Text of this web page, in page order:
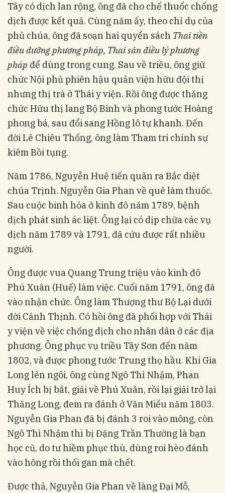
Tây có dịch lan rộng, ông đã cho chế thuốc chống
dịch được kết quả. Cùng năm ấy, theo chỉ dụ của
phủ chúa, ông đã soạn hai quyển sách Thai tiền
điều dưỡng phương pháp, Thai sản điều lý phương
pháp để dùng trong cung. Sau về triều, ông giữ
chức Nội phủ phiên hậu quản viện hữu đội thị
nhưng thị trà ở Thái y viện. Rồi ông được thăng
chức Hữu thị lang Bộ Binh và phong tước Hoàng
phong bá, sau đổi sang Hồng lô tự khanh. Đến
đời Lê Chiêu Thống, ông làm Tham tri chính sự
kiêm Bồi tụng.
Năm 1786, Nguyễn Huệ tiến quân ra Bắc diệt
chúa Trịnh. Nguyễn Gia Phan về quê làm thuốc.
Sau cuộc binh hỏa ở kinh đô năm 1789, bệnh
dịch phát sinh ác liệt. Ông lại có dịp chữa các vụ
dịch năm 1789 và 1791, đã cứu được rất nhiều
người.
Ông được vua Quang Trung triệu vào kinh đô
Phú Xuân (Huế) làm việc. Cuối năm 1791, ông đã
vào nhận chức. Ông làm Thượng thư Bộ Lại dưới
đời Cảnh Thịnh. Có hồi ông đã phối hợp với Thái
y viện về việc chống dịch cho nhân dân ở các địa
phương. Ông phục vụ triều Tây Sơn đến năm
1802, và được phong tước Trung thọ hầu. Khi Gia
Long lên ngôi, ông cùng Ngô Thì Nhậm, Phan
Huy Ích bị bắt, giải về Phú Xuân, rồi lại giải trở lại
Thăng Long, đem ra đánh ở Văn Miếu năm 1803.
Nguyễn Gia Phan đã bị đánh 3 roi vào mông, còn
Ngô Thì Nhậm thì bị Đặng Trần Thường là bạn
học cũ, do tư hiềm phục thù, dùng roi hèo đánh
vào hông rồi thối gan mà chết.
Được thả, Nguyễn Gia Phan về làng Đại Mỗ,